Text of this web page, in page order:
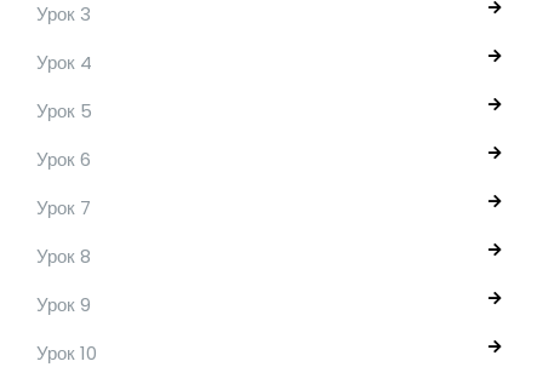
Урок 3
Урок 4
Урок 5
Урок 6
Урок 7
Урок 8
Урок 9
Урок 10